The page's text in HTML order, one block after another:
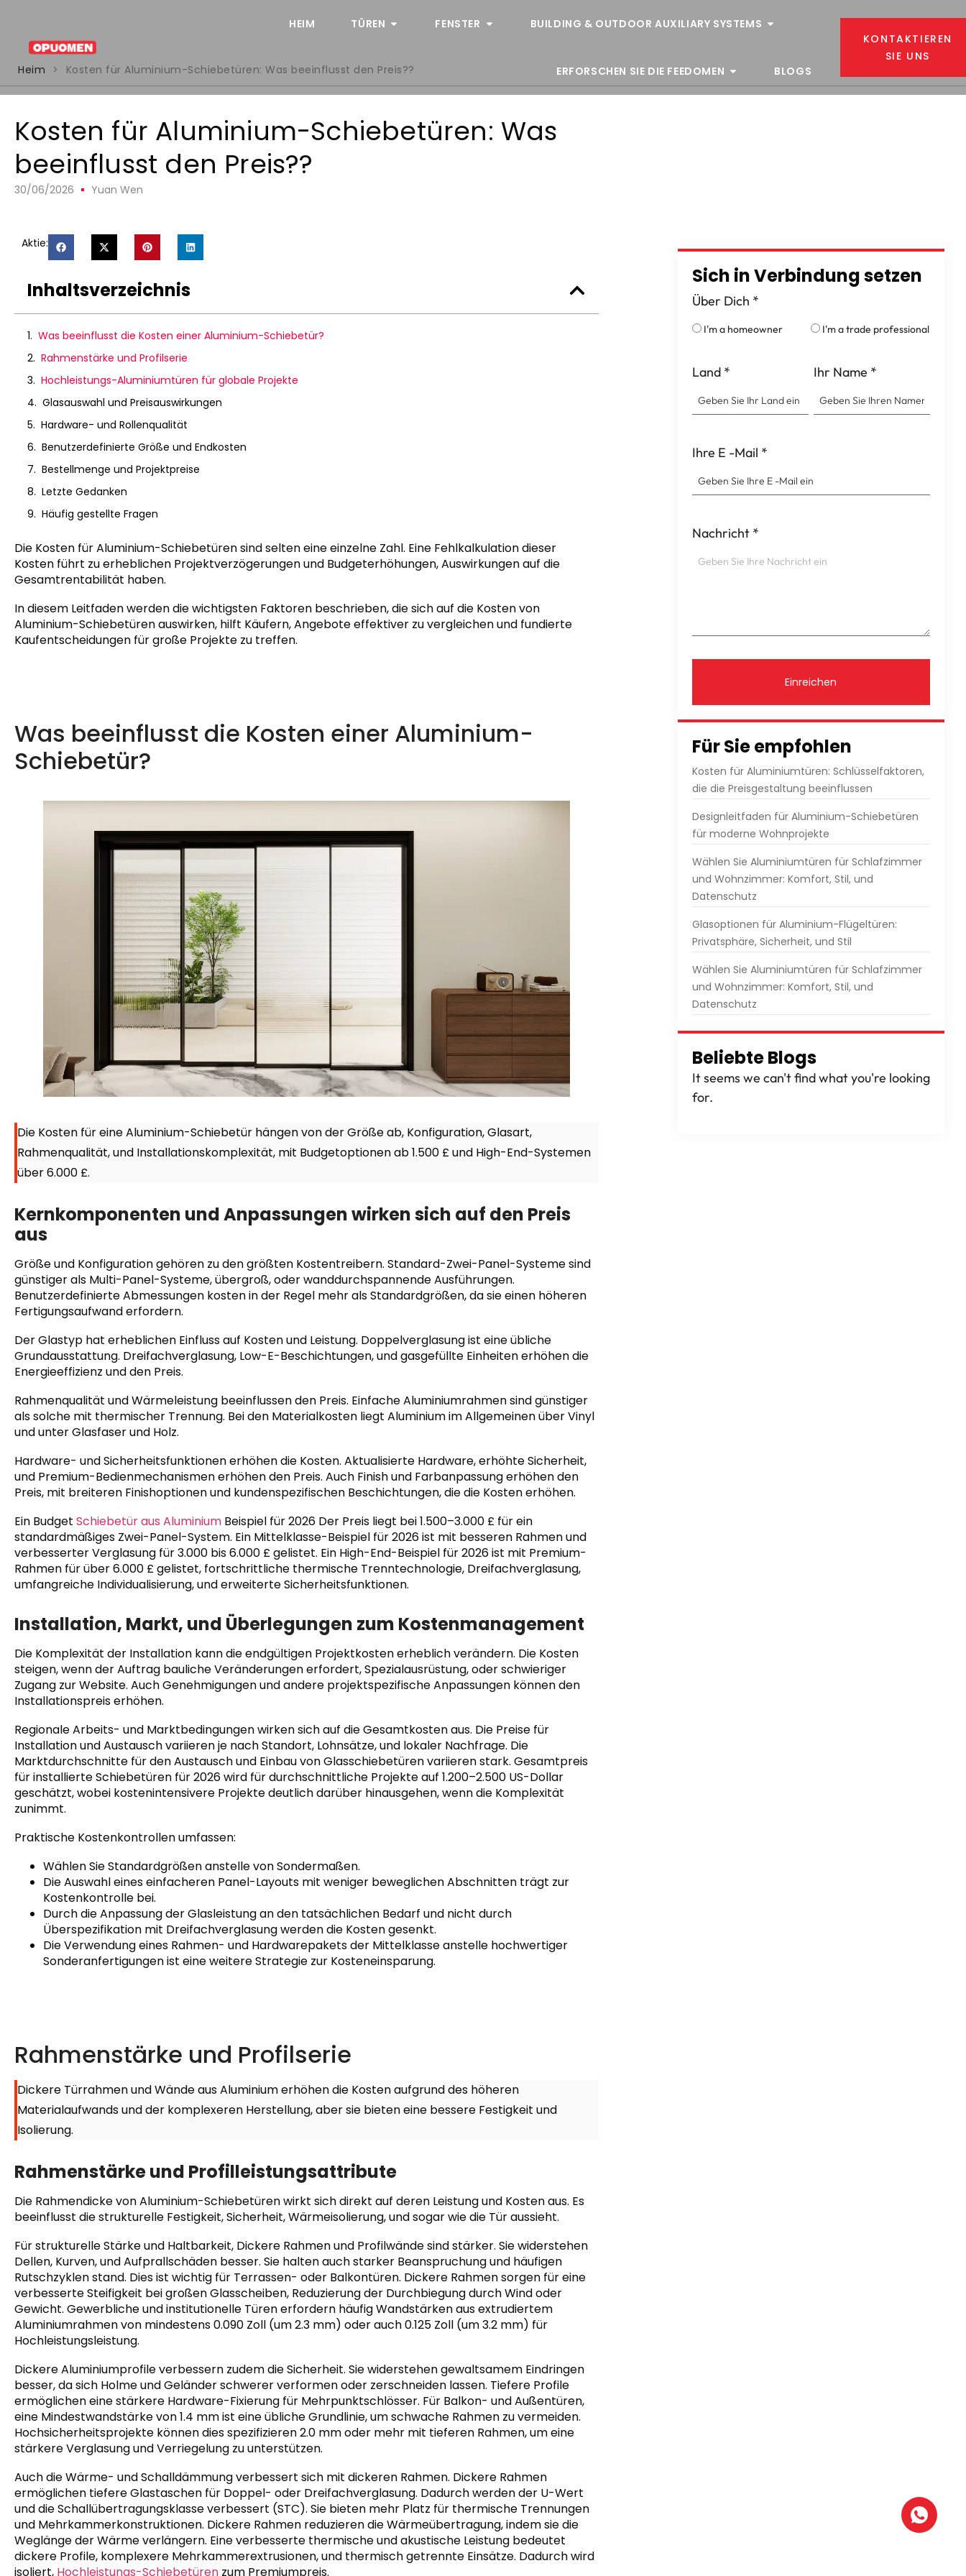
HEIM TÜREN FENSTER BUILDING & OUTDOOR AUXILIARY SYSTEMS
ERFORSCHEN SIE DIE FEEDOMEN BLOGS
KONTAKTIEREN
SIE UNS
Heim
> Kosten für Aluminium-Schiebetüren: Was beeinflusst den Preis??
Kosten für Aluminium-Schiebetüren: Was
beeinflusst den Preis??
30/06/2026 Yuan Wen
Aktie:
Inhaltsverzeichnis
Was beeinflusst die Kosten einer Aluminium-Schiebetür?
Rahmenstärke und Profilserie
Hochleistungs-Aluminiumtüren für globale Projekte
Glasauswahl und Preisauswirkungen
Hardware- und Rollenqualität
Benutzerdefinierte Größe und Endkosten
Bestellmenge und Projektpreise
Letzte Gedanken
Häufig gestellte Fragen
Die Kosten für Aluminium-Schiebetüren sind selten eine einzelne Zahl. Eine Fehlkalkulation dieser
Kosten führt zu erheblichen Projektverzögerungen und Budgeterhöhungen, Auswirkungen auf die
Gesamtrentabilität haben.
In diesem Leitfaden werden die wichtigsten Faktoren beschrieben, die sich auf die Kosten von
Aluminium-Schiebetüren auswirken, hilft Käufern, Angebote effektiver zu vergleichen und fundierte
Kaufentscheidungen für große Projekte zu treffen.
Was beeinflusst die Kosten einer Aluminium-
Schiebetür?
Die Kosten für eine Aluminium-Schiebetür hängen von der Größe ab, Konfiguration, Glasart,
Rahmenqualität, und Installationskomplexität, mit Budgetoptionen ab 1.500 £ und High-End-Systemen
über 6.000 £.
Kernkomponenten und Anpassungen wirken sich auf den Preis
aus
Größe und Konfiguration gehören zu den größten Kostentreibern. Standard-Zwei-Panel-Systeme sind
günstiger als Multi-Panel-Systeme, übergroß, oder wanddurchspannende Ausführungen.
Benutzerdefinierte Abmessungen kosten in der Regel mehr als Standardgrößen, da sie einen höheren
Fertigungsaufwand erfordern.
Der Glastyp hat erheblichen Einfluss auf Kosten und Leistung. Doppelverglasung ist eine übliche
Grundausstattung. Dreifachverglasung, Low-E-Beschichtungen, und gasgefüllte Einheiten erhöhen die
Energieeffizienz und den Preis.
Rahmenqualität und Wärmeleistung beeinflussen den Preis. Einfache Aluminiumrahmen sind günstiger
als solche mit thermischer Trennung. Bei den Materialkosten liegt Aluminium im Allgemeinen über Vinyl
und unter Glasfaser und Holz.
Hardware- und Sicherheitsfunktionen erhöhen die Kosten. Aktualisierte Hardware, erhöhte Sicherheit,
und Premium-Bedienmechanismen erhöhen den Preis. Auch Finish und Farbanpassung erhöhen den
Preis, mit breiteren Finishoptionen und kundenspezifischen Beschichtungen, die die Kosten erhöhen.
Ein Budget Schiebetür aus Aluminium Beispiel für 2026 Der Preis liegt bei 1.500–3.000 £ für ein
standardmäßiges Zwei-Panel-System. Ein Mittelklasse-Beispiel für 2026 ist mit besseren Rahmen und
verbesserter Verglasung für 3.000 bis 6.000 £ gelistet. Ein High-End-Beispiel für 2026 ist mit Premium-
Rahmen für über 6.000 £ gelistet, fortschrittliche thermische Trenntechnologie, Dreifachverglasung,
umfangreiche Individualisierung, und erweiterte Sicherheitsfunktionen.
Installation, Markt, und Überlegungen zum Kostenmanagement
Die Komplexität der Installation kann die endgültigen Projektkosten erheblich verändern. Die Kosten
steigen, wenn der Auftrag bauliche Veränderungen erfordert, Spezialausrüstung, oder schwieriger
Zugang zur Website. Auch Genehmigungen und andere projektspezifische Anpassungen können den
Installationspreis erhöhen.
Regionale Arbeits- und Marktbedingungen wirken sich auf die Gesamtkosten aus. Die Preise für
Installation und Austausch variieren je nach Standort, Lohnsätze, und lokaler Nachfrage. Die
Marktdurchschnitte für den Austausch und Einbau von Glasschiebetüren variieren stark. Gesamtpreis
für installierte Schiebetüren für 2026 wird für durchschnittliche Projekte auf 1.200–2.500 US-Dollar
geschätzt, wobei kostenintensivere Projekte deutlich darüber hinausgehen, wenn die Komplexität
zunimmt.
Praktische Kostenkontrollen umfassen:
Wählen Sie Standardgrößen anstelle von Sondermaßen.
Die Auswahl eines einfacheren Panel-Layouts mit weniger beweglichen Abschnitten trägt zur
Kostenkontrolle bei.
Durch die Anpassung der Glasleistung an den tatsächlichen Bedarf und nicht durch
Überspezifikation mit Dreifachverglasung werden die Kosten gesenkt.
Die Verwendung eines Rahmen- und Hardwarepakets der Mittelklasse anstelle hochwertiger
Sonderanfertigungen ist eine weitere Strategie zur Kosteneinsparung.
Rahmenstärke und Profilserie
Dickere Türrahmen und Wände aus Aluminium erhöhen die Kosten aufgrund des höheren
Materialaufwands und der komplexeren Herstellung, aber sie bieten eine bessere Festigkeit und
Isolierung.
Rahmenstärke und Profilleistungsattribute
Die Rahmendicke von Aluminium-Schiebetüren wirkt sich direkt auf deren Leistung und Kosten aus. Es
beeinflusst die strukturelle Festigkeit, Sicherheit, Wärmeisolierung, und sogar wie die Tür aussieht.
Für strukturelle Stärke und Haltbarkeit, Dickere Rahmen und Profilwände sind stärker. Sie widerstehen
Dellen, Kurven, und Aufprallschäden besser. Sie halten auch starker Beanspruchung und häufigen
Rutschzyklen stand. Dies ist wichtig für Terrassen- oder Balkontüren. Dickere Rahmen sorgen für eine
verbesserte Steifigkeit bei großen Glasscheiben, Reduzierung der Durchbiegung durch Wind oder
Gewicht. Gewerbliche und institutionelle Türen erfordern häufig Wandstärken aus extrudiertem
Aluminiumrahmen von mindestens 0.090 Zoll (um 2.3 mm) oder auch 0.125 Zoll (um 3.2 mm) für
Hochleistungsleistung.
Dickere Aluminiumprofile verbessern zudem die Sicherheit. Sie widerstehen gewaltsamem Eindringen
besser, da sich Holme und Geländer schwerer verformen oder zerschneiden lassen. Tiefere Profile
ermöglichen eine stärkere Hardware-Fixierung für Mehrpunktschlösser. Für Balkon- und Außentüren,
eine Mindestwandstärke von 1.4 mm ist eine übliche Grundlinie, um schwache Rahmen zu vermeiden.
Hochsicherheitsprojekte können dies spezifizieren 2.0 mm oder mehr mit tieferen Rahmen, um eine
stärkere Verglasung und Verriegelung zu unterstützen.
Auch die Wärme- und Schalldämmung verbessert sich mit dickeren Rahmen. Dickere Rahmen
ermöglichen tiefere Glastaschen für Doppel- oder Dreifachverglasung. Dadurch werden der U-Wert
und die Schallübertragungsklasse verbessert (STC). Sie bieten mehr Platz für thermische Trennungen
und Mehrkammerkonstruktionen. Dickere Rahmen reduzieren die Wärmeübertragung, indem sie die
Weglänge der Wärme verlängern. Eine verbesserte thermische und akustische Leistung bedeutet
dickere Profile, komplexere Mehrkammerextrusionen, und thermisch getrennte Einsätze. Dadurch wird
isoliert, Hochleistungs-Schiebetüren zum Premiumpreis.
Sich in Verbindung setzen
Über Dich *
I'm a homeowner I'm a trade professional
Land * Ihr Name *
Ihre E -Mail *
Nachricht *
Einreichen
Für Sie empfohlen
Kosten für Aluminiumtüren: Schlüsselfaktoren,
die die Preisgestaltung beeinflussen
Designleitfaden für Aluminium-Schiebetüren
für moderne Wohnprojekte
Wählen Sie Aluminiumtüren für Schlafzimmer
und Wohnzimmer: Komfort, Stil, und
Datenschutz
Glasoptionen für Aluminium-Flügeltüren:
Privatsphäre, Sicherheit, und Stil
Wählen Sie Aluminiumtüren für Schlafzimmer
und Wohnzimmer: Komfort, Stil, und
Datenschutz
Beliebte Blogs
It seems we can't find what you're looking
for.